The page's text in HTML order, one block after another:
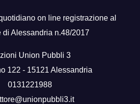
on line registrazione al
di Alessandria n.48/2017
Union Pubbli 3
122 - 15121 Alessandria
0131221988